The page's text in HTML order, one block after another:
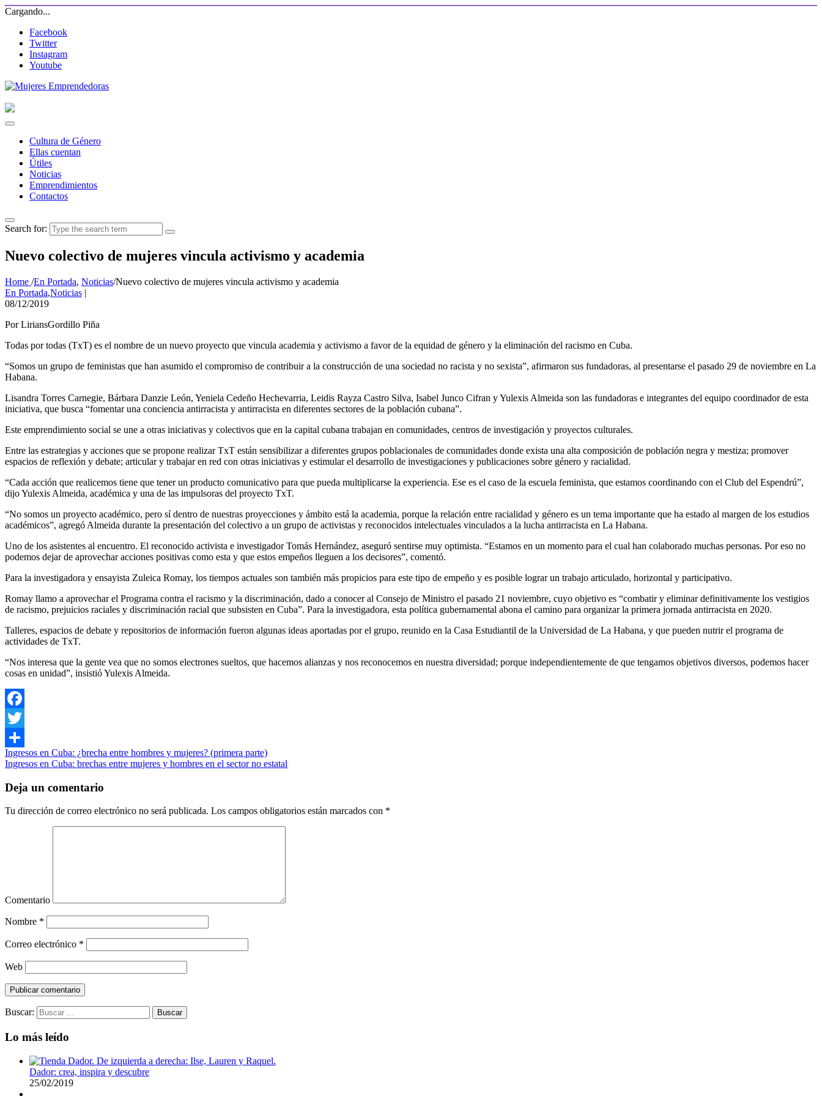
Cargando...
Facebook
Twitter
Instagram
Youtube
Cultura de Género
Ellas cuentan
Útiles
Noticias
Emprendimientos
Contactos
Search for:
Nuevo colectivo de mujeres vincula activismo y academia
Home /En Portada, Noticias/Nuevo colectivo de mujeres vincula activismo y academia
En Portada,Noticias |
08/12/2019
Por LiriansGordillo Piña
Todas por todas (TxT) es el nombre de un nuevo proyecto que vincula academia y activismo a favor de la equidad de género y la eliminación del racismo en Cuba.
“Somos un grupo de feministas que han asumido el compromiso de contribuir a la construcción de una sociedad no racista y no sexista”, afirmaron sus fundadoras, al presentarse el pasado 29 de noviembre en La
Habana.
Lisandra Torres Carnegie, Bárbara Danzie León, Yeniela Cedeño Hechevarria, Leidis Rayza Castro Silva, Isabel Junco Cifran y Yulexis Almeida son las fundadoras e integrantes del equipo coordinador de esta
iniciativa, que busca “fomentar una conciencia antirracista y antirracista en diferentes sectores de la población cubana”.
Este emprendimiento social se une a otras iniciativas y colectivos que en la capital cubana trabajan en comunidades, centros de investigación y proyectos culturales.
Entre las estrategias y acciones que se propone realizar TxT están sensibilizar a diferentes grupos poblacionales de comunidades donde exista una alta composición de población negra y mestiza; promover
espacios de reflexión y debate; articular y trabajar en red con otras iniciativas y estimular el desarrollo de investigaciones y publicaciones sobre género y racialidad.
“Cada acción que realicemos tiene que tener un producto comunicativo para que pueda multiplicarse la experiencia. Ese es el caso de la escuela feminista, que estamos coordinando con el Club del Espendrú”,
dijo Yulexis Almeida, académica y una de las impulsoras del proyecto TxT.
“No somos un proyecto académico, pero sí dentro de nuestras proyecciones y ámbito está la academia, porque la relación entre racialidad y género es un tema importante que ha estado al margen de los estudios
académicos”, agregó Almeida durante la presentación del colectivo a un grupo de activistas y reconocidos intelectuales vinculados a la lucha antirracista en La Habana.
Uno de los asistentes al encuentro. El reconocido activista e investigador Tomás Hernández, aseguró sentirse muy optimista. “Estamos en un momento para el cual han colaborado muchas personas. Por eso no
podemos dejar de aprovechar acciones positivas como esta y que estos empeños lleguen a los decisores”, comentó.
Para la investigadora y ensayista Zuleica Romay, los tiempos actuales son también más propicios para este tipo de empeño y es posible lograr un trabajo articulado, horizontal y participativo.
Romay llamo a aprovechar el Programa contra el racismo y la discriminación, dado a conocer al Consejo de Ministro el pasado 21 noviembre, cuyo objetivo es “combatir y eliminar definitivamente los vestigios
de racismo, prejuicios raciales y discriminación racial que subsisten en Cuba”. Para la investigadora, esta política gubernamental abona el camino para organizar la primera jornada antirracista en 2020.
Talleres, espacios de debate y repositorios de información fueron algunas ideas aportadas por el grupo, reunido en la Casa Estudiantil de la Universidad de La Habana, y que pueden nutrir el programa de
actividades de TxT.
“Nos interesa que la gente vea que no somos electrones sueltos, que hacemos alianzas y nos reconocemos en nuestra diversidad; porque independientemente de que tengamos objetivos diversos, podemos hacer
cosas en unidad”, insistió Yulexis Almeida.
Facebook
Twitter
Compartir
Ingresos en Cuba: ¿brecha entre hombres y mujeres? (primera parte)
Ingresos en Cuba: brechas entre mujeres y hombres en el sector no estatal
Deja un comentario
Tu dirección de correo electrónico no será publicada. Los campos obligatorios están marcados con *
Comentario
Nombre *
Correo electrónico *
Web
Buscar:
Lo más leído
Dador: crea, inspira y descubre
25/02/2019